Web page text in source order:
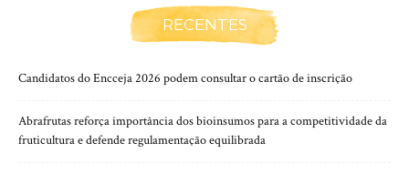
RECENTES
Candidatos do Encceja 2026 podem consultar o cartão de inscrição
Abrafrutas reforça importância dos bioinsumos para a competitividade da
fruticultura e defende regulamentação equilibrada